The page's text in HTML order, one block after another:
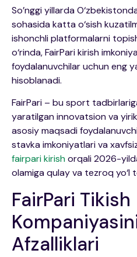
So’nggi yillarda
sohasida katta o‘sish
ishonchli platformalarni
o‘rinda, FairPari kirish
foydalanuvchilar uchun eng
hisoblanadi.
FairPari – bu sport
yaratilgan innovatsion va
asosiy maqsadi
stavka imkoniyatlari va
fairpari kirishorqali 2026-
olamiga qulay va tezroq yo‘l
FairPari Tikish
Afzalliklari